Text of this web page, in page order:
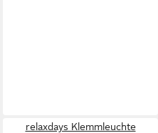
relaxdays Klemmleuchte